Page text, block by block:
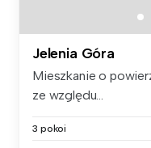
Jelenia Góra
Mieszkanie o
ze względu...
3 pokoi